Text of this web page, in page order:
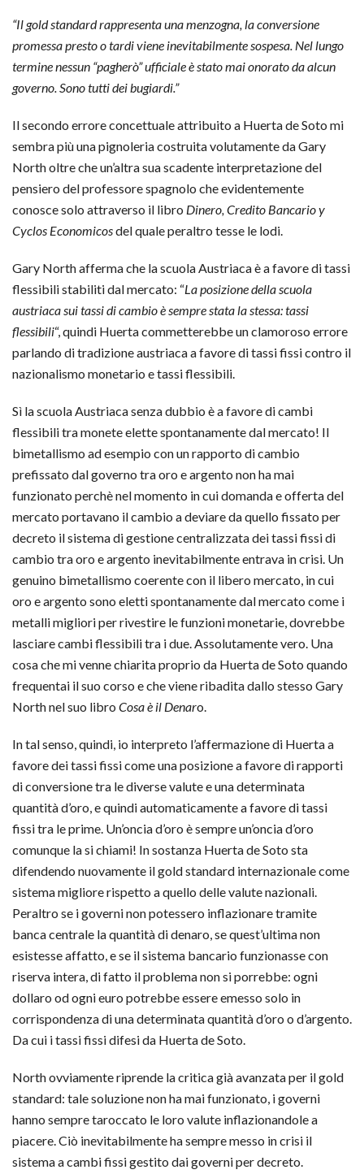
“Il gold standard rappresenta una menzogna, la conversione
promessa presto o tardi viene inevitabilmente sospesa. Nel lungo
termine nessun “pagherò” ufficiale è stato mai onorato da alcun
governo. Sono tutti dei bugiardi.”
Il secondo errore concettuale attribuito a Huerta de Soto mi
sembra più una pignoleria costruita volutamente da Gary
North oltre che un’altra sua scadente interpretazione del
pensiero del professore spagnolo che evidentemente
conosce solo attraverso il libro Dinero, Credito Bancario y
Cyclos Economicosdel quale peraltro tesse le lodi.
Gary North afferma che la scuola Austriaca è a favore di tassi
flessibili stabiliti dal mercato: “La posizione della scuola
austriaca sui tassi di cambio è sempre stata la stessa: tassi
flessibili“, quindi Huerta commetterebbe un clamoroso errore
parlando di tradizione austriaca a favore di tassi fissi contro il
nazionalismo monetario e tassi flessibili.
Sì la scuola Austriaca senza dubbio è a favore di cambi
flessibili tra monete elette spontanamente dal mercato! Il
bimetallismo ad esempio con un rapporto di cambio
prefissato dal governo tra oro e argento non ha mai
funzionato perchè nel momento in cui domanda e offerta del
mercato portavano il cambio a deviare da quello fissato per
decreto il sistema di gestione centralizzata dei tassi fissi di
cambio tra oro e argento inevitabilmente entrava in crisi. Un
genuino bimetallismo coerente con il libero mercato, in cui
oro e argento sono eletti spontanamente dal mercato come i
metalli migliori per rivestire le funzioni monetarie, dovrebbe
lasciare cambi flessibili tra i due. Assolutamente vero. Una
cosa che mi venne chiarita proprio da Huerta de Soto quando
frequentai il suo corso e che viene ribadita dallo stesso Gary
North nel suo libro Cosa è il Denaro.
In tal senso, quindi, io interpreto l’affermazione di Huerta a
favore dei tassi fissi come una posizione a favore di rapporti
di conversione tra le diverse valute e una determinata
quantità d’oro, e quindi automaticamente a favore di tassi
fissi tra le prime. Un’oncia d’oro è sempre un’oncia d’oro
comunque la si chiami! In sostanza Huerta de Soto sta
difendendo nuovamente il gold standard internazionale come
sistema migliore rispetto a quello delle valute nazionali.
Peraltro se i governi non potessero inflazionare tramite
banca centrale la quantità di denaro, se quest’ultima non
esistesse affatto, e se il sistema bancario funzionasse con
riserva intera, di fatto il problema non si porrebbe: ogni
dollaro od ogni euro potrebbe essere emesso solo in
corrispondenza di una determinata quantità d’oro o d’argento.
Da cui i tassi fissi difesi da Huerta de Soto.
North ovviamente riprende la critica già avanzata per il gold
standard: tale soluzione non ha mai funzionato, i governi
hanno sempre taroccato le loro valute inflazionandole a
piacere. Ciò inevitabilmente ha sempre messo in crisi il
sistema a cambi fissi gestito dai governi per decreto.